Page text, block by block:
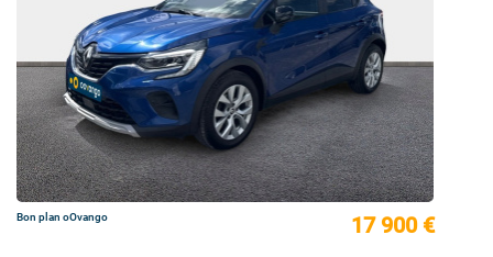
Bon plan oOvango 17 900 €